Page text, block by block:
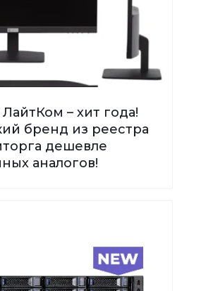
– хит года!
бренд из реестра
дешевле
аналогов!